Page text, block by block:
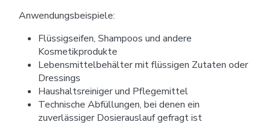
Anwendungsbeispiele:
Flüssigseifen, Shampoos und andere
Kosmetikprodukte
Lebensmittelbehälter mit flüssigen Zutaten oder
Dressings
Haushaltsreiniger und Pflegemittel
Technische Abfüllungen, bei denen ein
zuverlässiger Dosierauslauf gefragt ist